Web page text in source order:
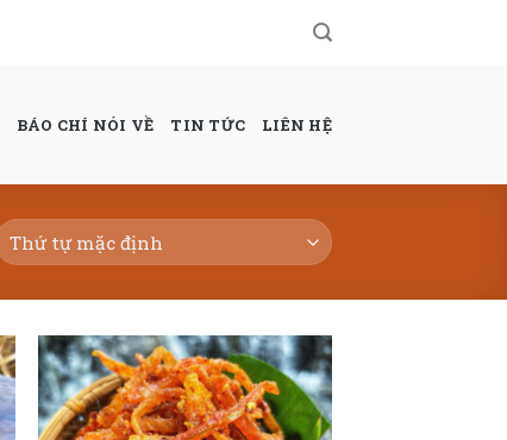
BÁO CHÍ NÓI VỀ TIN TỨC LIÊN HỆ